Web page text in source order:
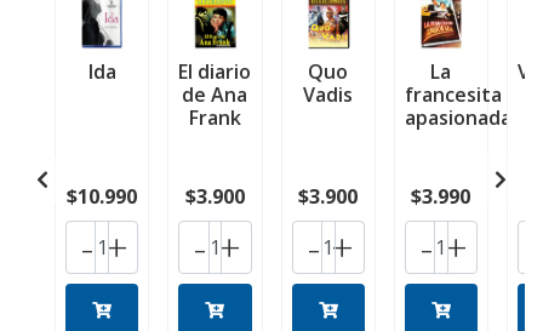
Ida
$10.990
+
-
El diario
de Ana
Frank
$3.900
+
-
Quo
Vadis
$3.900
+
-
La
francesita
apasionada
$3.990
+
-